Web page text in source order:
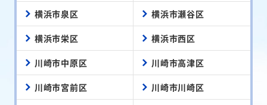
横浜市泉区 横浜市瀬谷区
横浜市栄区 横浜市西区
川崎市中原区 川崎市高津区
川崎市宮前区 川崎市川崎区